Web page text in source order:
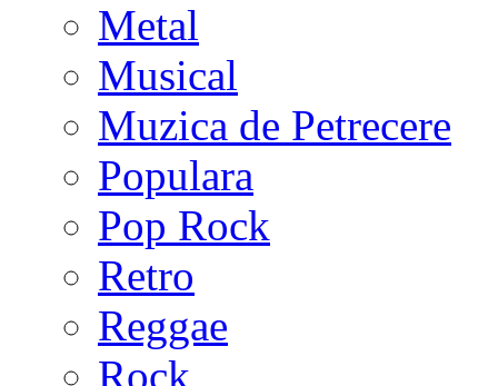
Metal
Musical
Muzica de Petrecere
Populara
Pop Rock
Retro
Reggae
Rock